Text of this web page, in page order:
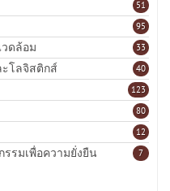
51
95
33
ดล้อม
40
โลจิสติกส์
123
80
12
7
รมเพื่อความยั่งยืน